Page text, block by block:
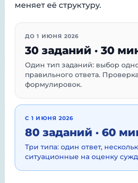
меняет её структуру.
ДО 1 ИЮНЯ 2026
30 заданий · 30
Один тип заданий: выбор
правильного ответа.
формулировок.
С 1 ИЮНЯ 2026
80 заданий · 60
Три типа: один ответ,
ситуационные на оценку